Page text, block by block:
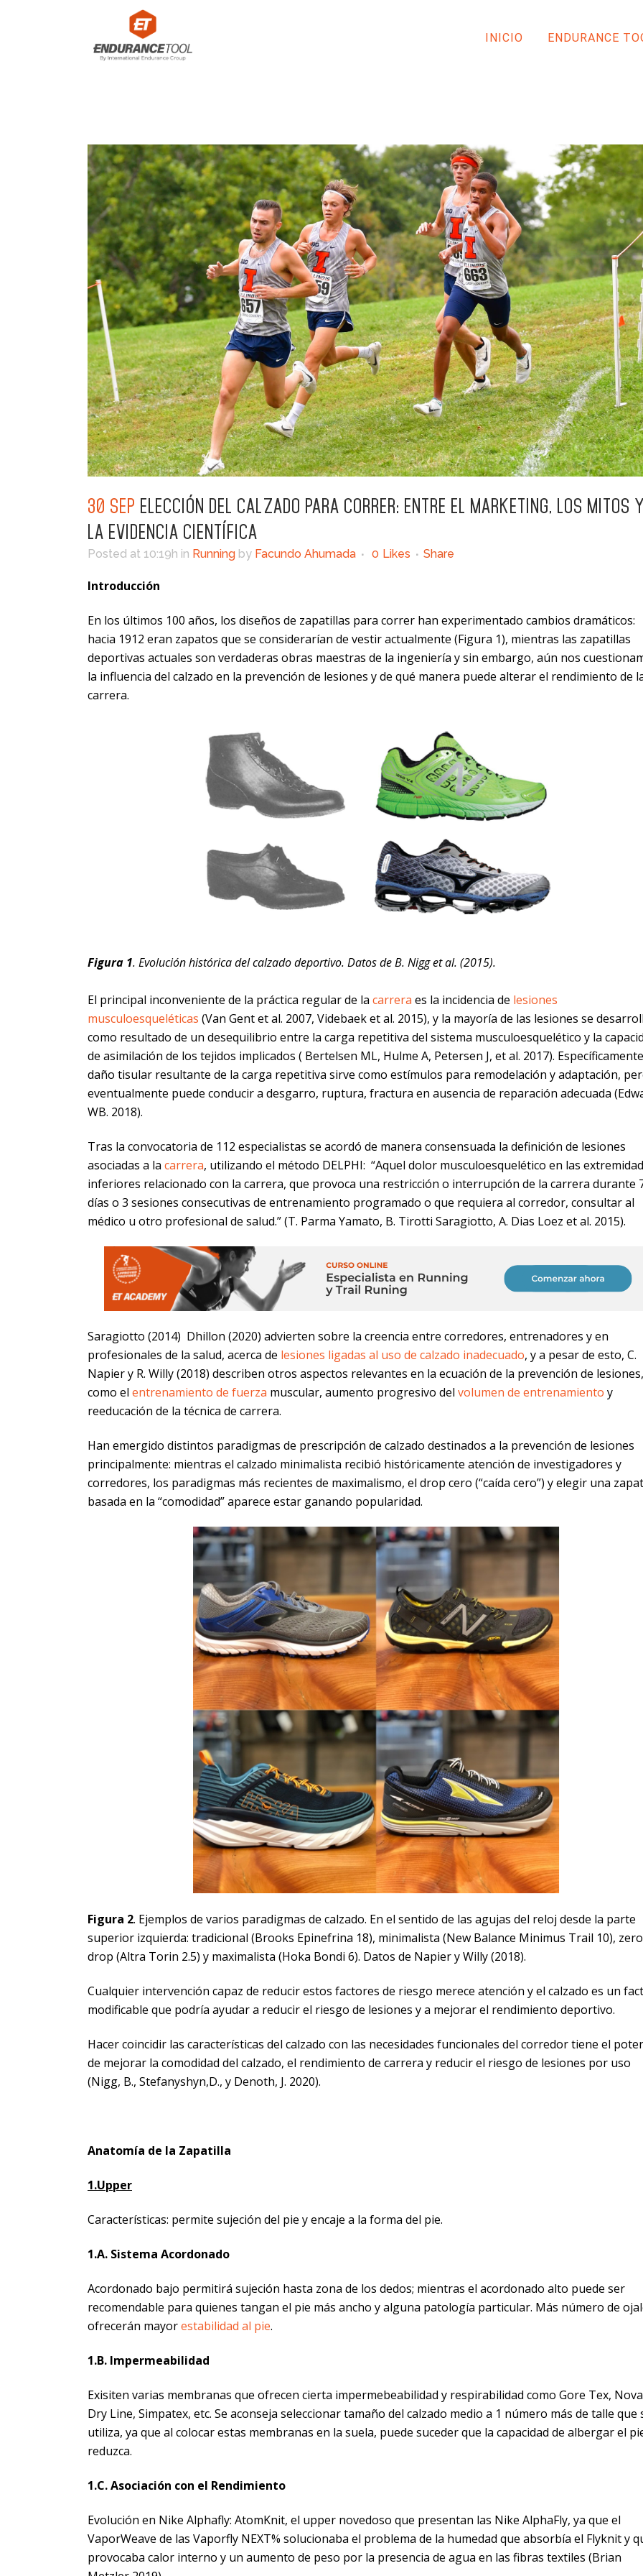
INICIO ENDURANCE
30 SEP ELECCIÓN DEL CALZADO PARA CORRER: ENTRE EL MARKETING, LOS MITOS Y
LA EVIDENCIA CIENTÍFICA
Posted at 10:19h in Running by Facundo Ahumada 0 Likes Share
Introducción
En los últimos 100 años, los diseños de zapatillas para correr han experimentado cambios dramáticos:
hacia 1912 eran zapatos que se considerarían de vestir actualmente (Figura 1), mientras las zapatillas
deportivas actuales son verdaderas obras maestras de la ingeniería y sin embargo, aún nos
la influencia del calzado en la prevención de lesiones y de qué manera puede alterar el rendimiento de
carrera.
Figura 1. Evolución histórica del calzado deportivo. Datos de B. Nigg et al. (2015).
El principal inconveniente de la práctica regular de la carrera es la incidencia de lesiones
musculoesqueléticas (Van Gent et al. 2007, Videbaek et al. 2015), y la mayoría de las lesiones se
como resultado de un desequilibrio entre la carga repetitiva del sistema musculoesquelético y la
de asimilación de los tejidos implicados ( Bertelsen ML, Hulme A, Petersen J, et al. 2017).
daño tisular resultante de la carga repetitiva sirve como estímulos para remodelación y adaptación,
eventualmente puede conducir a desgarro, ruptura, fractura en ausencia de reparación adecuada
WB. 2018).
Tras la convocatoria de 112 especialistas se acordó de manera consensuada la definición de lesiones
asociadas a la carrera, utilizando el método DELPHI: “Aquel dolor musculoesquelético en las
inferiores relacionado con la carrera, que provoca una restricción o interrupción de la carrera durante
días o 3 sesiones consecutivas de entrenamiento programado o que requiera al corredor, consultar al
médico u otro profesional de salud.” (T. Parma Yamato, B. Tirotti Saragiotto, A. Dias Loez et al. 2015).
Saragiotto (2014) Dhillon (2020) advierten sobre la creencia entre corredores, entrenadores y en
profesionales de la salud, acerca de lesiones ligadas al uso de calzado inadecuado, y a pesar de esto, C.
Napier y R. Willy (2018) describen otros aspectos relevantes en la ecuación de la prevención de lesiones,
como el entrenamiento de fuerza muscular, aumento progresivo del volumen de entrenamiento y
reeducación de la técnica de carrera.
Han emergido distintos paradigmas de prescripción de calzado destinados a la prevención de lesiones
principalmente: mientras el calzado minimalista recibió históricamente atención de investigadores y
corredores, los paradigmas más recientes de maximalismo, el drop cero (“caída cero”) y elegir una
basada en la “comodidad” aparece estar ganando popularidad.
Figura 2. Ejemplos de varios paradigmas de calzado. En el sentido de las agujas del reloj desde la parte
superior izquierda: tradicional (Brooks Epinefrina 18), minimalista (New Balance Minimus Trail 10),
drop (Altra Torin 2.5) y maximalista (Hoka Bondi 6). Datos de Napier y Willy (2018).
Cualquier intervención capaz de reducir estos factores de riesgo merece atención y el calzado es un
modificable que podría ayudar a reducir el riesgo de lesiones y a mejorar el rendimiento deportivo.
Hacer coincidir las características del calzado con las necesidades funcionales del corredor tiene el
de mejorar la comodidad del calzado, el rendimiento de carrera y reducir el riesgo de lesiones por uso
(Nigg, B., Stefanyshyn,D., y Denoth, J. 2020).
Anatomía de la Zapatilla
1.Upper
Características: permite sujeción del pie y encaje a la forma del pie.
1.A. Sistema Acordonado
Acordonado bajo permitirá sujeción hasta zona de los dedos; mientras el acordonado alto puede ser
recomendable para quienes tangan el pie más ancho y alguna patología particular. Más número de
ofrecerán mayorestabilidad al pie.
1.B. Impermeabilidad
Exisiten varias membranas que ofrecen cierta impermebeabilidad y respirabilidad como Gore Tex,
Dry Line, Simpatex, etc. Se aconseja seleccionar tamaño del calzado medio a 1 número más de talle que
utiliza, ya que al colocar estas membranas en la suela, puede suceder que la capacidad de albergar el
reduzca.
1.C. Asociación con el Rendimiento
Evolución en Nike Alphafly: AtomKnit, el upper novedoso que presentan las Nike AlphaFly, ya que el
VaporWeave de las Vaporfly NEXT% solucionaba el problema de la humedad que absorbía el Flyknit y
provocaba calor interno y un aumento de peso por la presencia de agua en las fibras textiles (Brian